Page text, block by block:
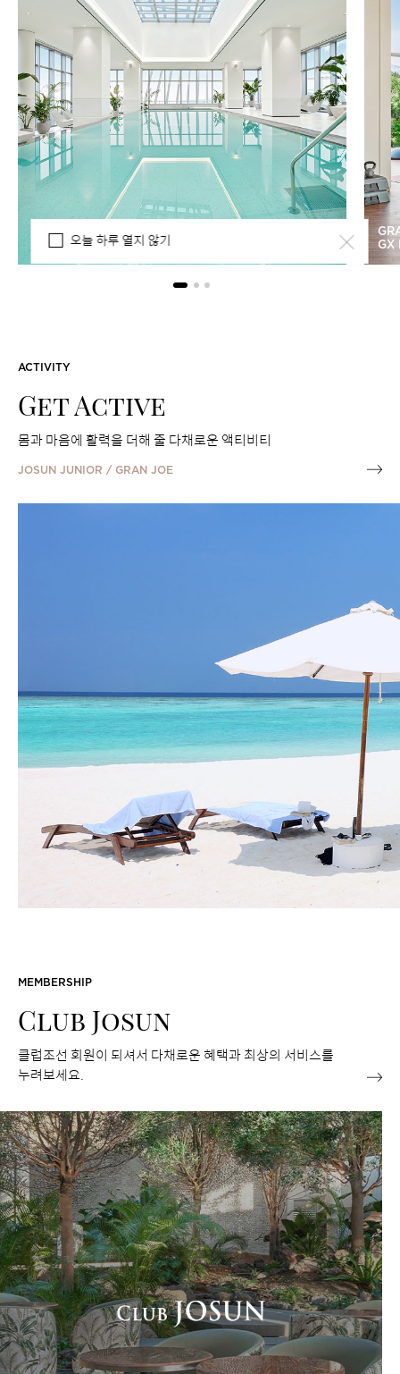
오늘 하루 열지 않기
조선호텔앤리조트의 멤버십 프로그램 클럽조선은 품격있는
라이프스타일과 특별한 경험을 제안합니다.
클럽조선 회원이 되셔서 다채로운 혜택과 최상의 서비스를
누려보세요.
GRAND JOSUN HILL SUITE
HEAVENLY POOL
GX
ACTIVITY
Get Active
몸과 마음에 활력을 더해 줄 다채로운 액티비티
JOSUN JUNIOR / GRAN JOE
MEMBERSHIP
Club Josun
클럽조선 회원이 되셔서 다채로운 혜택과 최상의 서비스를
누려보세요.